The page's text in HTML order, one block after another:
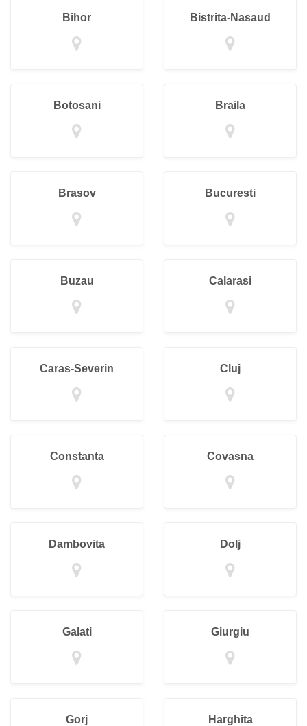
Bihor Bistrita-Nasaud
Botosani Braila
Brasov Bucuresti
Buzau Calarasi
Caras-Severin Cluj
Constanta Covasna
Dambovita Dolj
Galati Giurgiu
Gorj Harghita